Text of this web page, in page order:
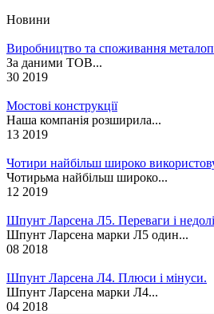
Новини
Виробництво та споживання
За даними ТОВ...
30 2019
Мостові конструкції
Наша компанія розширила...
13 2019
Чотири найбільш широко
Чотирьма найбільш широко...
12 2019
Шпунт Ларсена Л5. Переваги і
Шпунт Ларсена марки Л5 один...
08 2018
Шпунт Ларсена Л4. Плюси і мінуси.
Шпунт Ларсена марки Л4...
04 2018